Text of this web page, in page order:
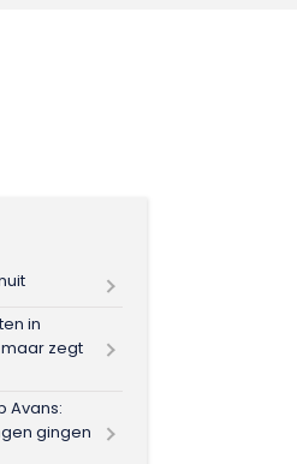
in
zegt
Avans:
gingen